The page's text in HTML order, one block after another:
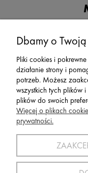
SPORT 2002 ||
Dbamy o
Pliki cookies i
działanie strony i
potrzeb. Możesz
wszystkich tych plików
plików do swoich
Więcej o plikach
prywatności.